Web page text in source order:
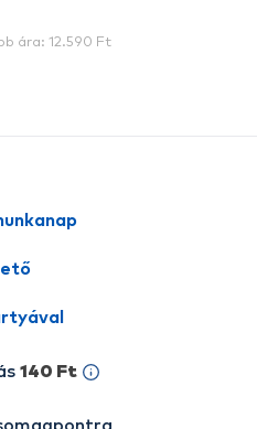
140 Ft
ára: 12.590 Ft